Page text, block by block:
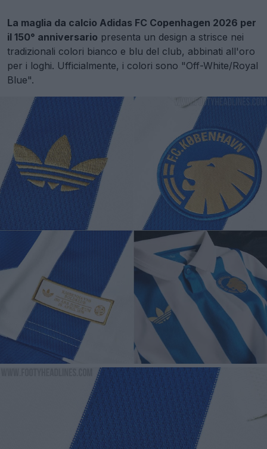
La maglia da calcio Adidas FC Copenhagen 2026 per
il 150° anniversario presenta un design a strisce nei
tradizionali colori bianco e blu del club, abbinati all'oro
per i loghi. Ufficialmente, i colori sono "Off-White/Royal
Blue".